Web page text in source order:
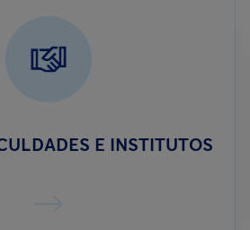
E INSTITUTOS